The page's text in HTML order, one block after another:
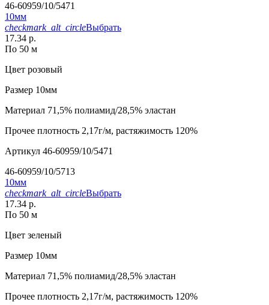
46-60959/10/5471
10мм
checkmark_alt_circleВыбрать
17.34 р.
По 50 м
Цвет розовый
Размер 10мм
Материал 71,5% полиамид/28,5% эластан
Прочее плотность 2,17г/м, растяжимость 120%
Артикул 46-60959/10/5471
46-60959/10/5713
10мм
checkmark_alt_circleВыбрать
17.34 р.
По 50 м
Цвет зеленый
Размер 10мм
Материал 71,5% полиамид/28,5% эластан
Прочее плотность 2,17г/м, растяжимость 120%